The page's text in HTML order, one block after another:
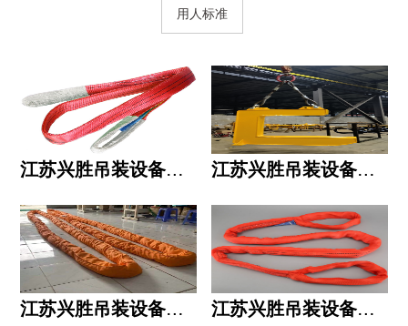
用人标准
江苏兴胜吊装设备有限公司的用人标准 江苏兴胜吊装设备有限公司的六大统一
江苏兴胜吊装设备有限公司五大透明 江苏兴胜吊装设备有限公司运作模式